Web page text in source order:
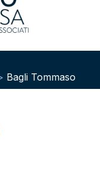
Bagli Tommaso